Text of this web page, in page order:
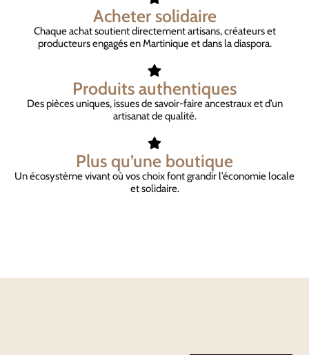
Acheter solidaire
Chaque achat soutient directement artisans, créateurs et
producteurs engagés en Martinique et dans la diaspora.
Produits authentiques
Des pièces uniques, issues de savoir-faire ancestraux et d’un
artisanat de qualité.
Plus qu’une boutique
Un écosystème vivant où vos choix font grandir l’économie locale
et solidaire.